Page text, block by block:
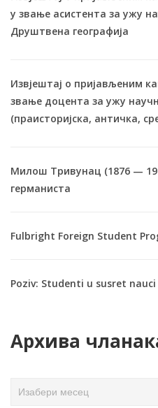
у звање асистента за ужу
Друштвена географија
Извјештај о пријављеним
звање доцента за ужу
(праисторијска, античка,
Милош Тривунац (1876 —
германиста
Fulbright Foreign Student
Poziv: Studenti u susret nauci
Архива